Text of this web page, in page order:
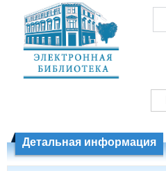
Детальная информация